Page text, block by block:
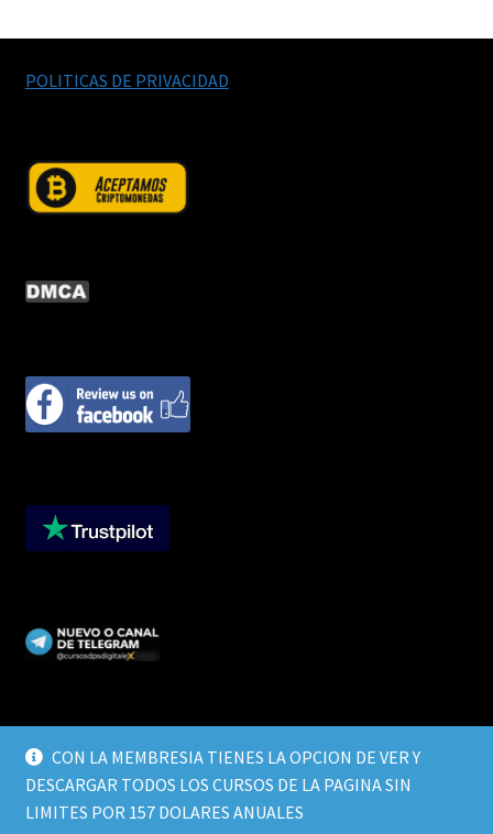
CON LA MEMBRESIA TIENES LA OPCION DE VER Y
DESCARGAR TODOS LOS CURSOS DE LA PAGINA SIN
LIMITES POR 157 DOLARES ANUALES
POLITICAS DE PRIVACIDAD
© CURSOS DIGITALEX 2026
TERMINOS Y CONDICIONES
Built with WooCommerce